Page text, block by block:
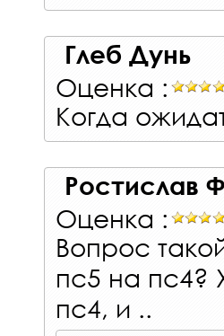
Глеб Дунь
Оценка :
Когда
Ростислав
Оценка :
Вопрос
пс5 на пс4?
пс4, и ..